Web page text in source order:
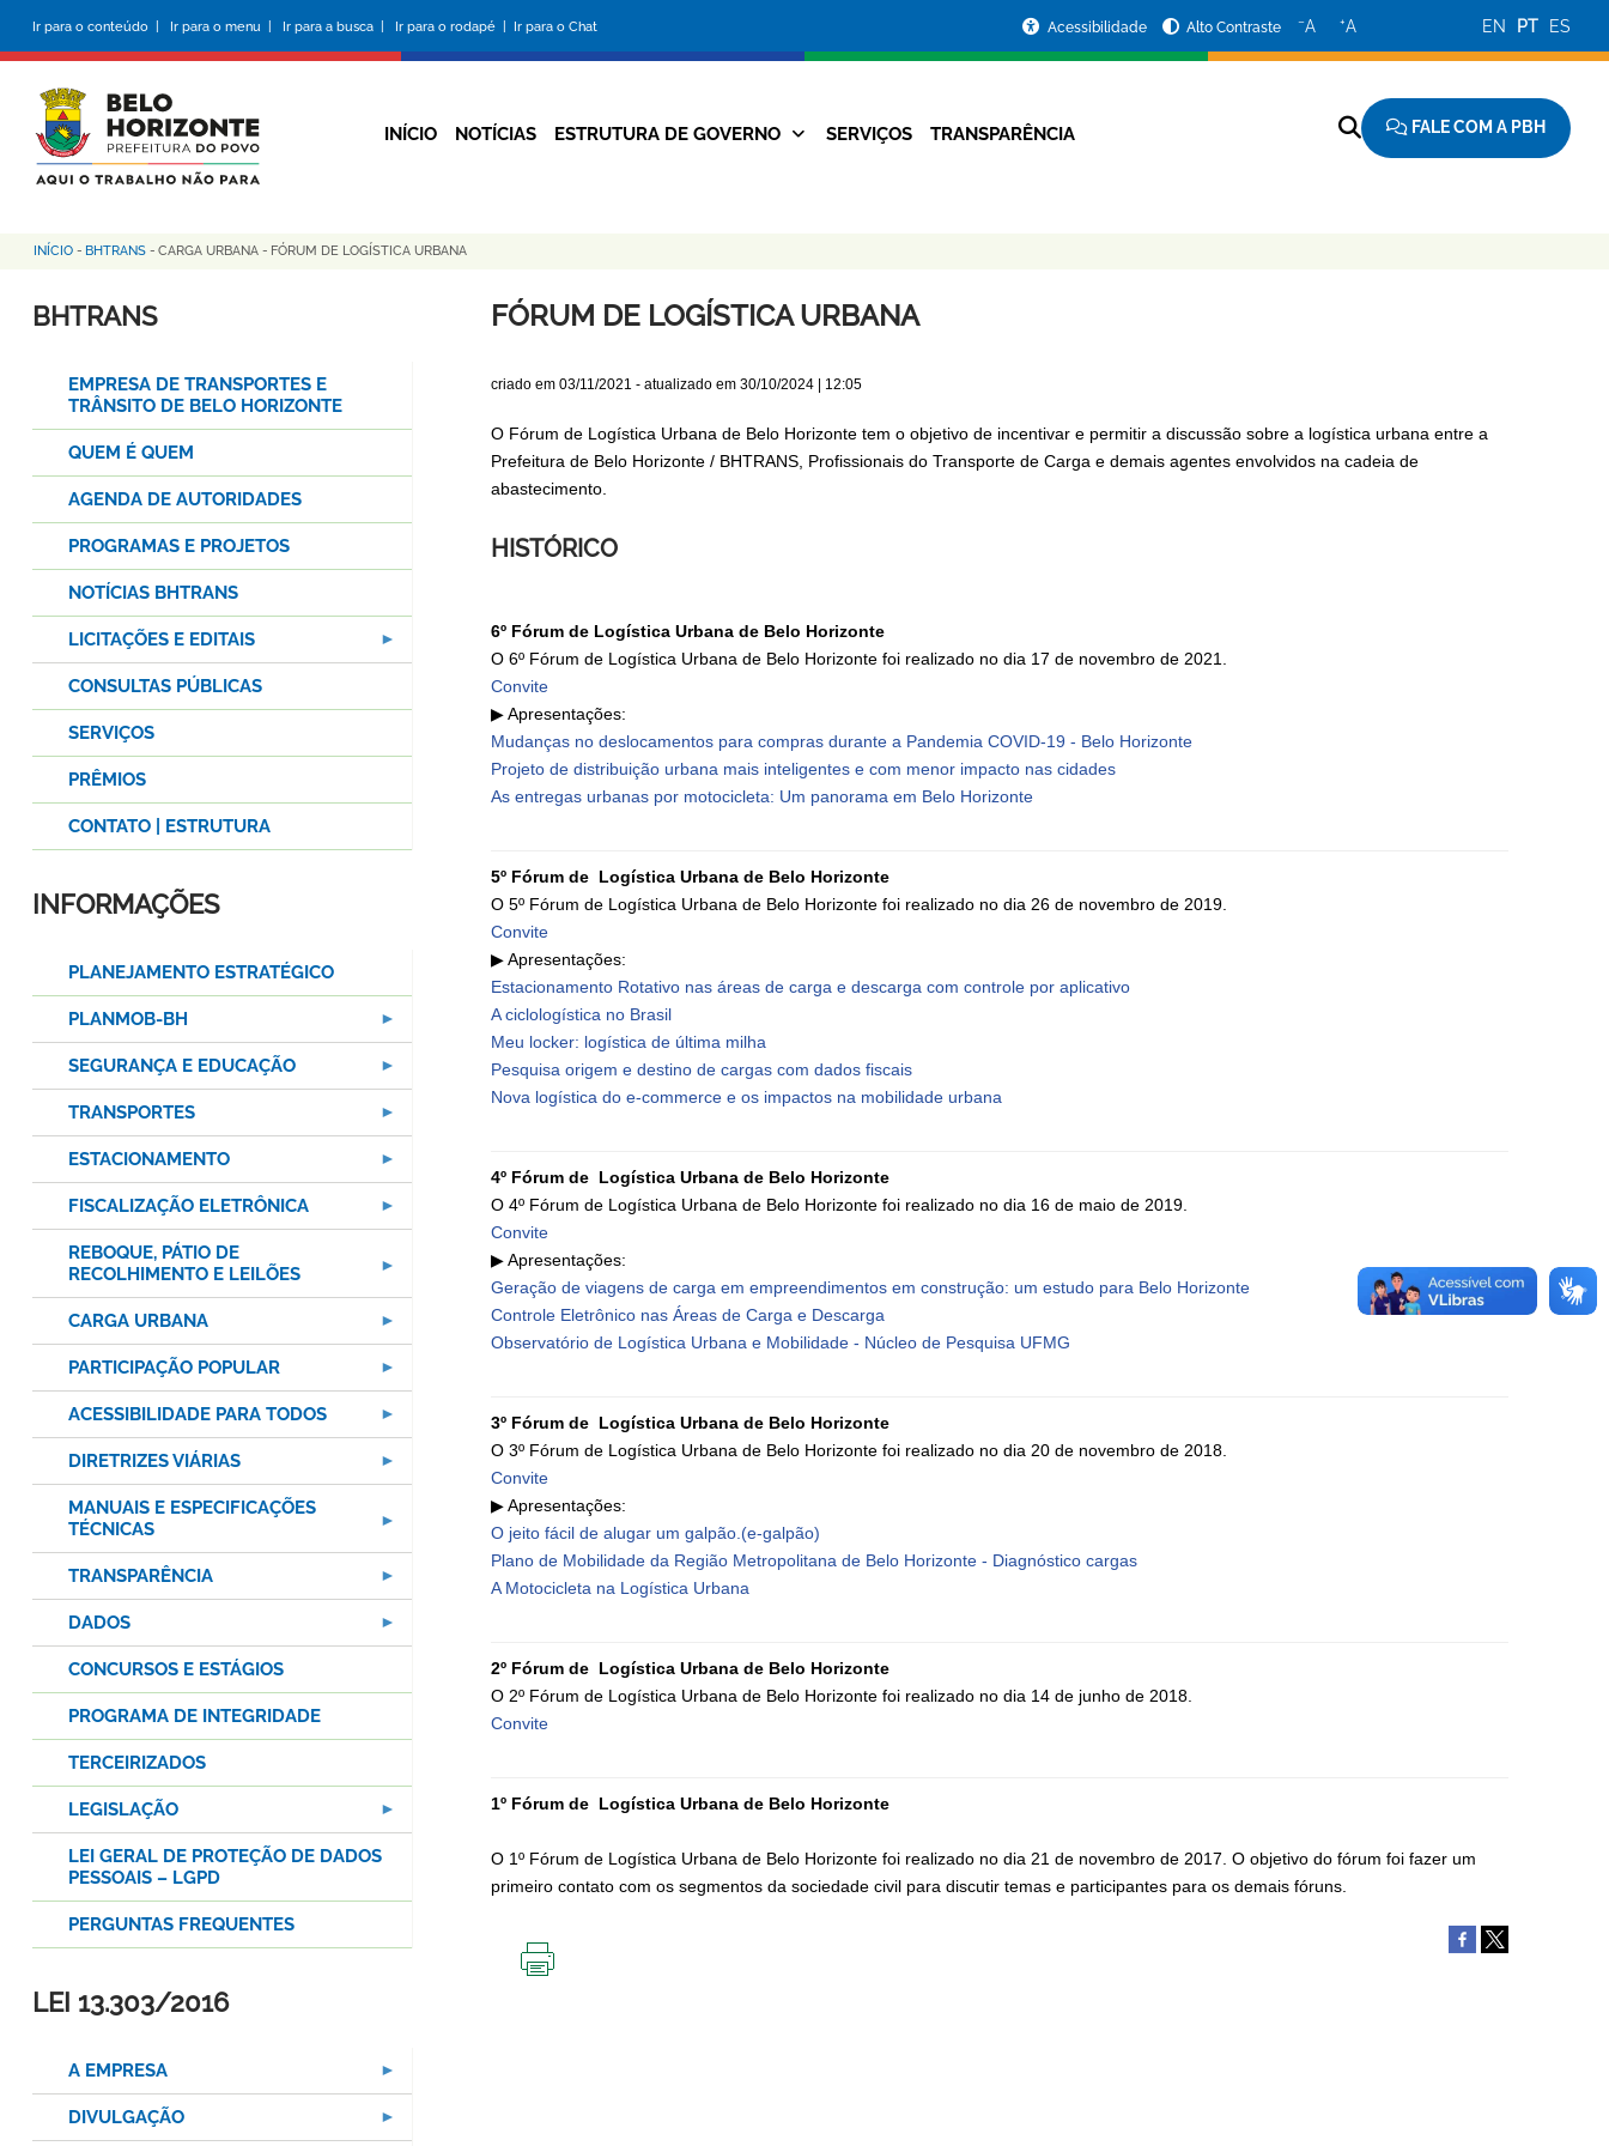
conteúdo
principal
Ir para o conteúdo | Ir para o menu | Ir para a busca | Ir para o rodapé | Ir para o Chat
da
Prefeitura
Acessibilidade Alto Contraste −A +A EN PT ES
Navegação
INÍCIO NOTÍCIAS ESTRUTURA DE GOVERNO SERVIÇOS TRANSPARÊNCIA FALE COM A PBH
Trilha
de
INÍCIO - BHTRANS - CARGA URBANA - FÓRUM DE LOGÍSTICA URBANA
FÓRUM DE LOGÍSTICA URBANA
criado em 03/11/2021 - atualizado em 30/10/2024 | 12:05
O Fórum de Logística Urbana de Belo Horizonte tem o objetivo de incentivar e permitir a discussão sobre a logística urbana entre a
Prefeitura de Belo Horizonte / BHTRANS, Profissionais do Transporte de Carga e demais agentes envolvidos na cadeia de
abastecimento.
HISTÓRICO
6º Fórum de Logística Urbana de Belo Horizonte
O 6º Fórum de Logística Urbana de Belo Horizonte foi realizado no dia 17 de novembro de 2021.
Convite
▶ Apresentações:
Mudanças no deslocamentos para compras durante a Pandemia COVID-19 - Belo Horizonte
Projeto de distribuição urbana mais inteligentes e com menor impacto nas cidades
As entregas urbanas por motocicleta: Um panorama em Belo Horizonte
5º Fórum de Logística Urbana de Belo Horizonte
O 5º Fórum de Logística Urbana de Belo Horizonte foi realizado no dia 26 de novembro de 2019.
Convite
▶ Apresentações:
Estacionamento Rotativo nas áreas de carga e descarga com controle por aplicativo
A ciclologística no Brasil
Meu locker: logística de última milha
Pesquisa origem e destino de cargas com dados fiscais
Nova logística do e-commerce e os impactos na mobilidade urbana
4º Fórum de Logística Urbana de Belo Horizonte
O 4º Fórum de Logística Urbana de Belo Horizonte foi realizado no dia 16 de maio de 2019.
Convite
▶ Apresentações:
Geração de viagens de carga em empreendimentos em construção: um estudo para Belo Horizonte
Controle Eletrônico nas Áreas de Carga e Descarga
Observatório de Logística Urbana e Mobilidade - Núcleo de Pesquisa UFMG
3º Fórum de Logística Urbana de Belo Horizonte
O 3º Fórum de Logística Urbana de Belo Horizonte foi realizado no dia 20 de novembro de 2018.
Convite
▶ Apresentações:
O jeito fácil de alugar um galpão.(e-galpão)
Plano de Mobilidade da Região Metropolitana de Belo Horizonte - Diagnóstico cargas
A Motocicleta na Logística Urbana
2º Fórum de Logística Urbana de Belo Horizonte
O 2º Fórum de Logística Urbana de Belo Horizonte foi realizado no dia 14 de junho de 2018.
Convite
1º Fórum de Logística Urbana de Belo Horizonte
O 1º Fórum de Logística Urbana de Belo Horizonte foi realizado no dia 21 de novembro de 2017. O objetivo do fórum foi fazer um
primeiro contato com os segmentos da sociedade civil para discutir temas e participantes para os demais fóruns.
BHTRANS
EMPRESA DE TRANSPORTES E
TRÂNSITO DE BELO HORIZONTE
QUEM É QUEM
AGENDA DE AUTORIDADES
PROGRAMAS E PROJETOS
NOTÍCIAS BHTRANS
LICITAÇÕES E EDITAIS
CONSULTAS PÚBLICAS
SERVIÇOS
PRÊMIOS
CONTATO | ESTRUTURA
INFORMAÇÕES
PLANEJAMENTO ESTRATÉGICO
PLANMOB-BH
SEGURANÇA E EDUCAÇÃO
TRANSPORTES
ESTACIONAMENTO
FISCALIZAÇÃO ELETRÔNICA
REBOQUE, PÁTIO DE
RECOLHIMENTO E LEILÕES
CARGA URBANA
PARTICIPAÇÃO POPULAR
ACESSIBILIDADE PARA TODOS
DIRETRIZES VIÁRIAS
MANUAIS E ESPECIFICAÇÕES
TÉCNICAS
TRANSPARÊNCIA
DADOS
CONCURSOS E ESTÁGIOS
PROGRAMA DE INTEGRIDADE
TERCEIRIZADOS
LEGISLAÇÃO
LEI GERAL DE PROTEÇÃO DE DADOS
PESSOAIS – LGPD
PERGUNTAS FREQUENTES
LEI 13.303/2016
A EMPRESA
DIVULGAÇÃO